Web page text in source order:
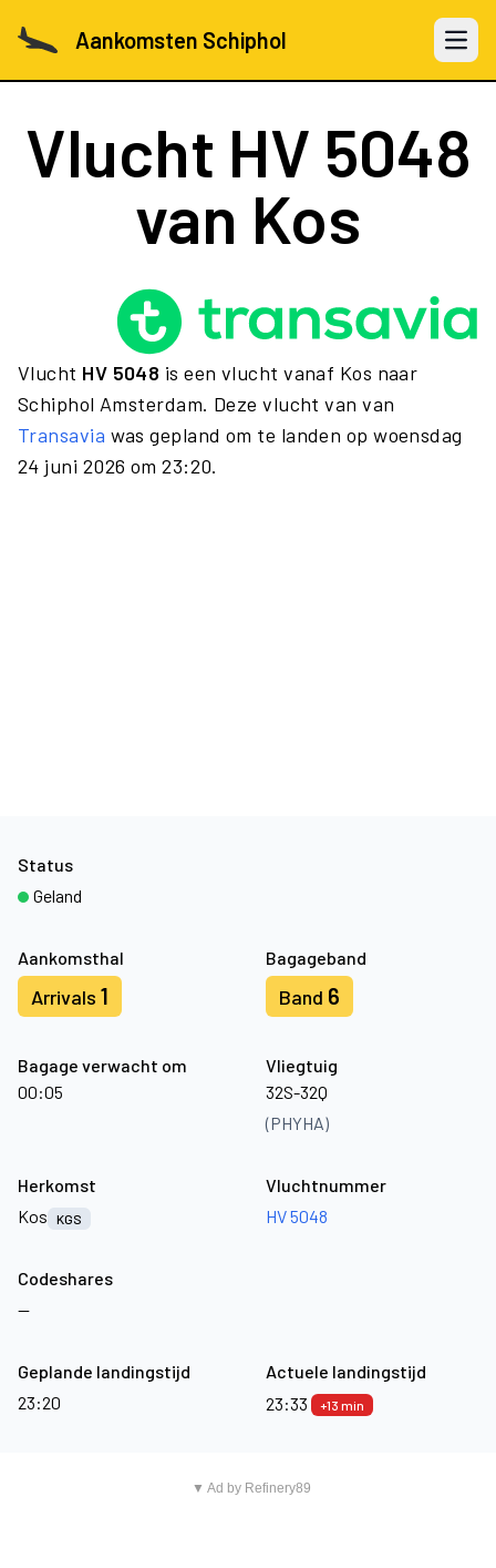
Aankomsten Schiphol Open
Vlucht HV 5048
van Kos
Vlucht HV 5048 is een vlucht vanaf Kos naar
Schiphol Amsterdam. Deze vlucht van van
Transavia was gepland om te landen op woensdag
24 juni 2026 om 23:20.
Aankomsthal
Arrivals 1
Bagageband
Band 6
Bagage verwacht om
00:05
Vliegtuig
32S-32Q
(PHYHA)
Status
Geland
Herkomst
Kos
KGS
Vluchtnummer
HV 5048
Codeshares
—
Geplande landingstijd
23:20
Actuele landingstijd
23:33
+13 min
▼ Ad by Refinery89